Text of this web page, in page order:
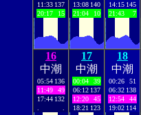
11:33 137
20:17
15
13:08 140
21:04
10
14:15 145
21:43
7
16
中潮
05:54 136
11:49
49
17:44 132
17
中潮
00:04
39
06:12 137
12:20
45
18:21 123
18
中潮
00:26
51
06:32 138
12:54
44
19:02 114